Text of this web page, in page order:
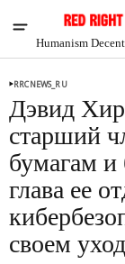
Humanism
RRCNEWS_RU
Дэвид
старший
бумагам
глава ее
своем